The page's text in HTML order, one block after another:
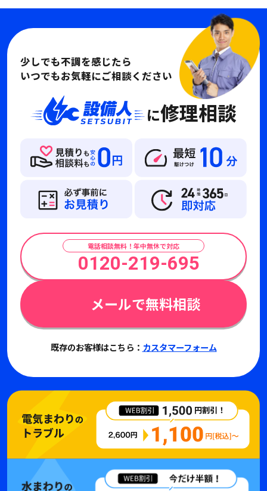
少しでも不調を感じたら
いつでもお気軽にご相談ください
に修理相談
電話相談無料！年中無休で対応
0120-219-695
メールで無料相談
既存のお客様はこちら： カスタマーフォーム